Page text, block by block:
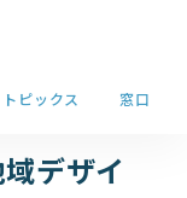
トピックス 窓口
デザイ